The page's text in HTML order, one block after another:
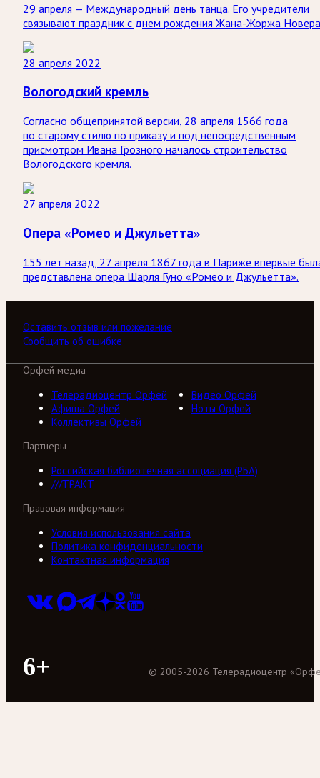
29 апреля — Международный день танца. Его учредители
связывают праздник с днем рождения Жана-Жоржа
28 апреля 2022
Вологодский кремль
Согласно общепринятой версии, 28 апреля 1566 года
по старому стилю по приказу и под непосредственным
присмотром Ивана Грозного началось строительство
Вологодского кремля.
27 апреля 2022
Опера «Ромео и Джульетта»
155 лет назад, 27 апреля 1867 года в Париже впервые
представлена опера Шарля Гуно «Ромео и Джульетта».
Оставить отзыв или пожелание
Сообщить об ошибке
Орфей медиа
Телерадиоцентр Орфей
Видео Орфей
Афиша Орфей
Ноты Орфей
Коллективы Орфей
Партнеры
Российская библиотечная ассоциация (РБА)
///ТРАКТ
Правовая информация
Условия использования сайта
Политика конфиденциальности
Контактная информация
6+ © 2005-2026 Телерадиоцентр